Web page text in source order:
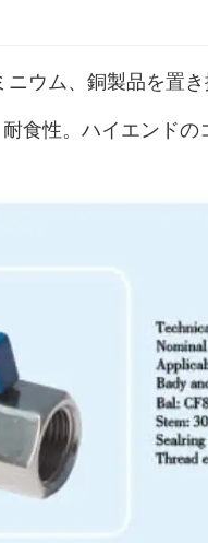
ウム、銅製品を置
食性。ハイエンド